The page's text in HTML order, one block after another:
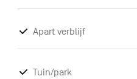
Apart verblijf
Tuin/park